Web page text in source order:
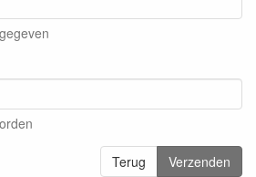
Terug Verzenden